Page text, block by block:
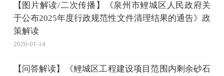
【图片解读/二次传播】《泉州市鲤城区人民政府关
于公布2025年度行政规范性文件清理结果的通告》政
策解读
2026-01-14
【问答解读】《鲤城区工程建设项目范围内剩余砂石